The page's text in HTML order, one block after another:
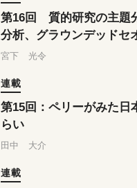
第16回 質的研究の主題
分析、グラウンデッドセ
ローチはこう教えている
宮下 光令
連載
第15回：ペリーがみた日
らい
田中 大介
連載